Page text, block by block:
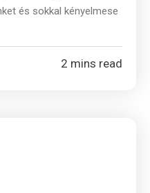
és sokkal kényelmese
2 mins read